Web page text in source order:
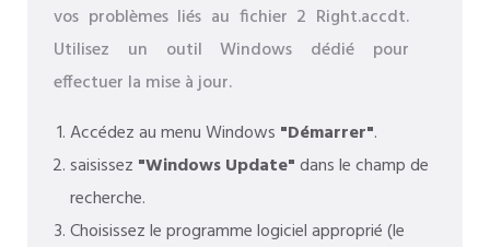
vos problèmes liés au fichier 2 Right.accdt.
Utilisez un outil Windows dédié pour
effectuer la mise à jour.
Accédez au menu Windows "Démarrer".
saisissez "Windows Update"dans le champ de
recherche.
Choisissez le programme logiciel approprié (le